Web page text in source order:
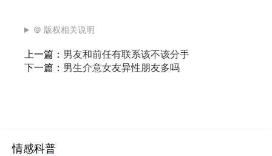
© 版权相关说明
上一篇： 男友和前任有联系该不该分手
下一篇： 男生介意女友异性朋友多吗
情感科普